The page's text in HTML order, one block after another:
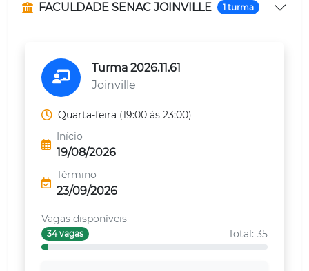
FACULDADE SENAC JOINVILLE 1 turma
Turma 2026.11.61
Joinville
Quarta-feira (19:00 às 23:00)
Início
19/08/2026
Término
23/09/2026
Vagas disponíveis
34 vagas Total: 35